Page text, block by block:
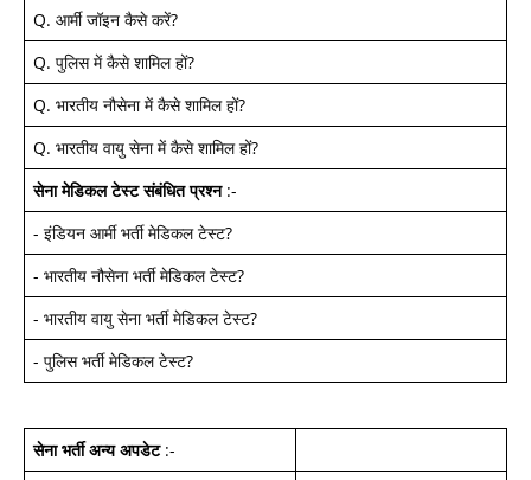
Q. आर्मी जॉइन कैसे करें?
Q. पुलिस में कैसे शामिल हों?
Q. भारतीय नौसेना में कैसे शामिल हों?
Q. भारतीय वायु सेना में कैसे शामिल हों?
सेना मेडिकल टेस्ट संबंधित प्रश्न:-
- इंडियन आर्मी भर्ती मेडिकल टेस्ट?
- भारतीय नौसेना भर्ती मेडिकल टेस्ट?
- भारतीय वायु सेना भर्ती मेडिकल टेस्ट?
- पुलिस भर्ती मेडिकल टेस्ट?
सेना भर्ती अन्य अपडेट:-